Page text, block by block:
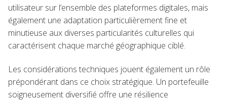
utilisateur sur l’ensemble des plateformes digitales, mais
également une adaptation particulièrement fine et
minutieuse aux diverses particularités culturelles qui
caractérisent chaque marché géographique ciblé.
Les considérations techniques jouent également un rôle
prépondérant dans ce choix stratégique. Un portefeuille
soigneusement diversifié offre une résilience